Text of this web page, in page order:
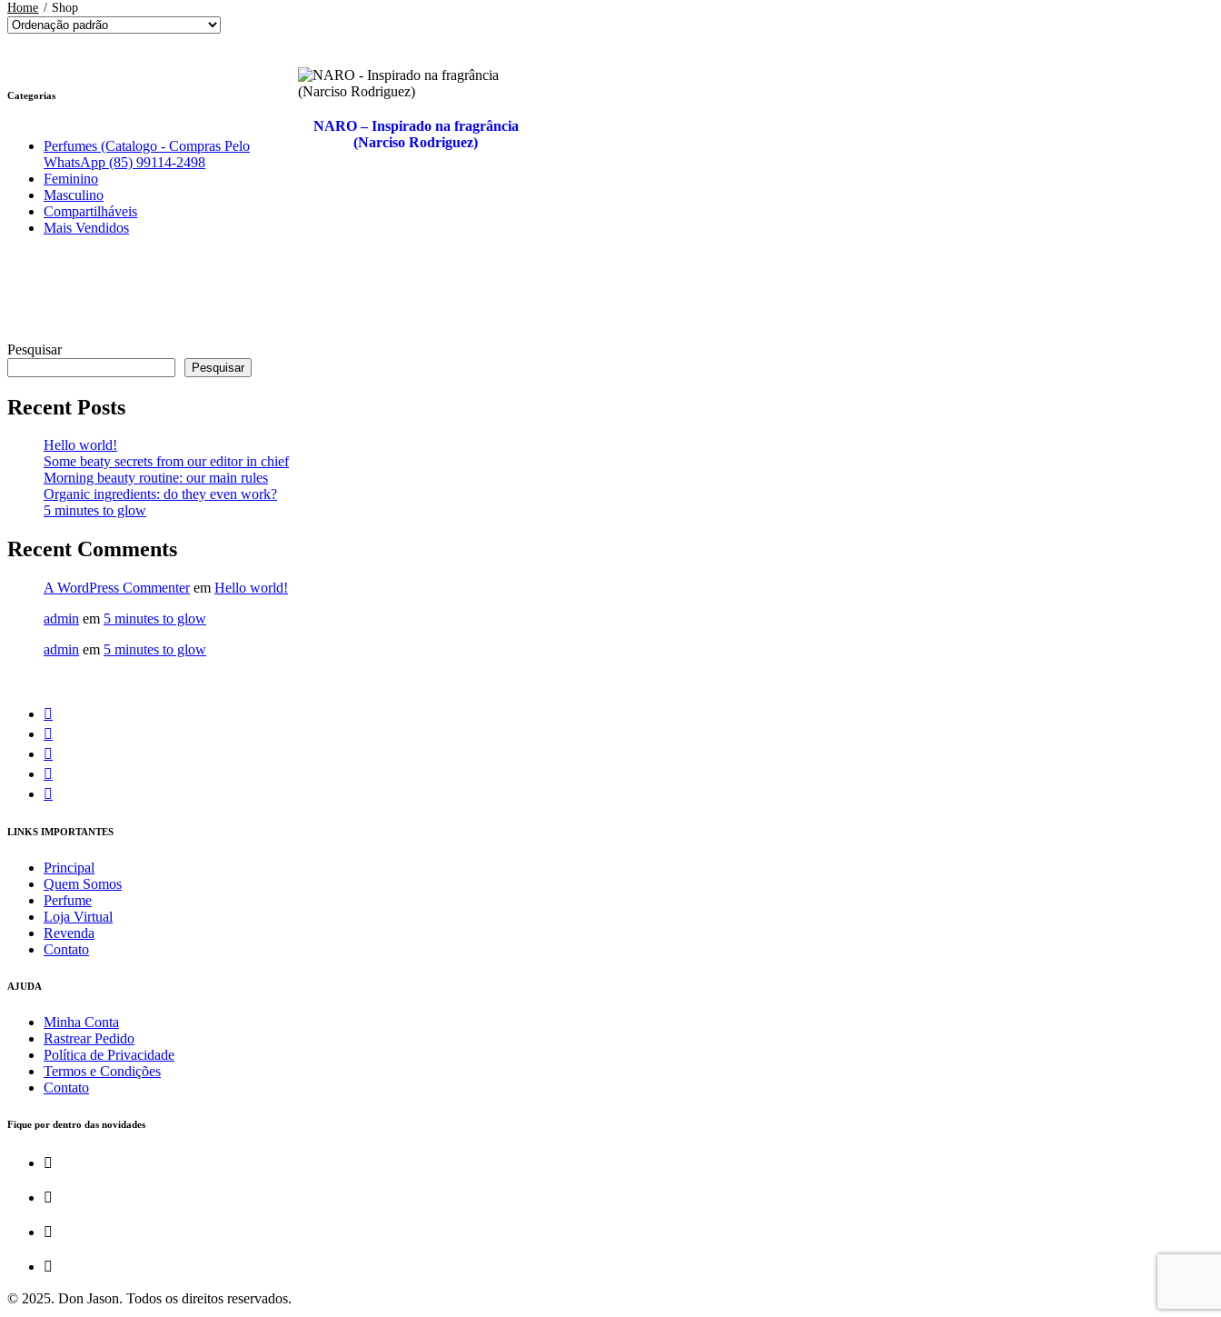
Home / Shop
Categorias
Perfumes (Catalogo - Compras Pelo
WhatsApp (85) 99114-2498
Feminino
Masculino
Compartilháveis
Mais Vendidos
NARO – Inspirado na fragrância
(Narciso Rodriguez)
Pesquisar
Pesquisar
Recent Posts
Hello world!
Some beaty secrets from our editor in chief
Morning beauty routine: our main rules
Organic ingredients: do they even work?
5 minutes to glow
Recent Comments
A WordPress Commenterem Hello world!
admin em 5 minutes to glow
admin em 5 minutes to glow
LINKS IMPORTANTES
Principal
Quem Somos
Perfume
Loja Virtual
Revenda
Contato
AJUDA
Minha Conta
Rastrear Pedido
Política de Privacidade
Termos e Condições
Contato
Fique por dentro das novidades
© 2025. Don Jason. Todos os direitos reservados.